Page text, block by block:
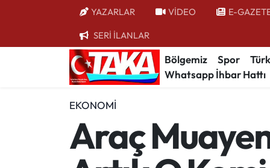
YAZARLAR VİDEO E-
SERİ İLANLAR
Bölgemiz Spor
Whatsapp İhbar Hattı
EKONOMI
Araç
Bölgemiz
Kültür/Sanat
Trabzon Nöbetçi Eczaneler
Trabzon Hava Durumu
Trabzon Trafik Yoğunluk Haritası
Süper Lig Puan Durumu ve Fikstür